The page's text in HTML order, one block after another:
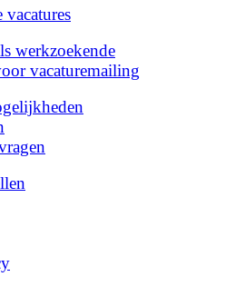
werkzoekende
vacaturemailing